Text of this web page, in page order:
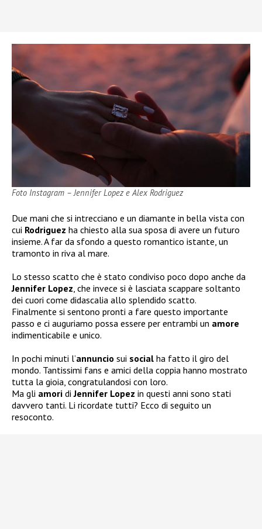
Foto Instagram – Jennifer Lopez e Alex Rodriguez
Due mani che si intrecciano e un diamante in bella vista con
cui Rodriguez ha chiesto alla sua sposa di avere un futuro
insieme. A far da sfondo a questo romantico istante, un
tramonto in riva al mare.
Lo stesso scatto che è stato condiviso poco dopo anche da
Jennifer Lopez , che invece si è lasciata scappare soltanto
dei cuori come didascalia allo splendido scatto.
Finalmente si sentono pronti a fare questo importante
passo e ci auguriamo possa essere per entrambi un amore
indimenticabile e unico.
In pochi minuti l’annuncio sui social ha fatto il giro del
mondo. Tantissimi fans e amici della coppia hanno mostrato
tutta la gioia, congratulandosi con loro.
Ma gli amori diJennifer Lopez in questi anni sono stati
davvero tanti. Li ricordate tutti? Ecco di seguito un
resoconto.